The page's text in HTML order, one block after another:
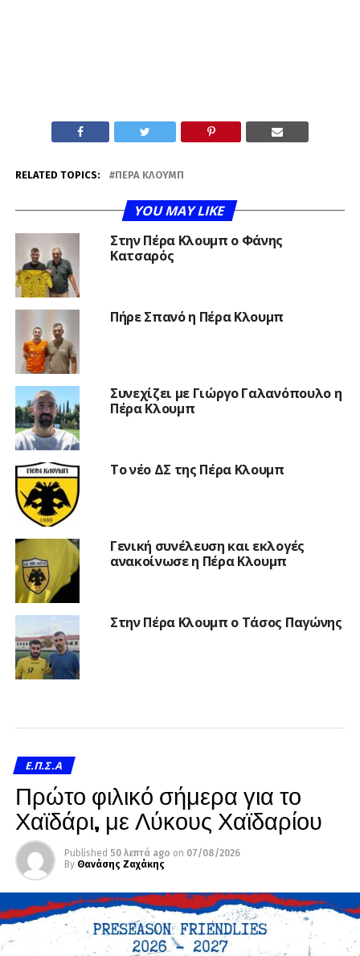
RELATED TOPICS: ΠΈΡΑ ΚΛΟΥΜΠ
YOU MAY LIKE
Στην Πέρα Κλουμπ ο Φάνης
Κατσαρός
Πήρε Σπανό η Πέρα Κλουμπ
Συνεχίζει με Γιώργο Γαλανόπουλο η
Πέρα Κλουμπ
Το νέο ΔΣ της Πέρα Κλουμπ
Γενική συνέλευση και εκλογές
ανακοίνωσε η Πέρα Κλουμπ
Στην Πέρα Κλουμπ ο Τάσος Παγώνης
Ε.Π.Σ.Α
Πρώτο φιλικό σήμερα για το
Χαϊδάρι, με Λύκους Χαϊδαρίου
Published 50 λεπτά ago on 07/08/2026
By Θανάσης Ζαχάκης